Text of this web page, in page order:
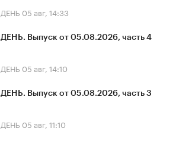
ДЕНЬ 05 авг, 14:33
ДЕНЬ. Выпуск от 05.08.2026, часть 4
ДЕНЬ 05 авг, 14:10
ДЕНЬ. Выпуск от 05.08.2026, часть 3
ДЕНЬ 05 авг, 11:10